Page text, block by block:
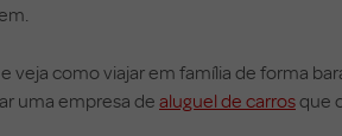
veja como viajar em família de forma
uma empresa dealuguel de carrosque